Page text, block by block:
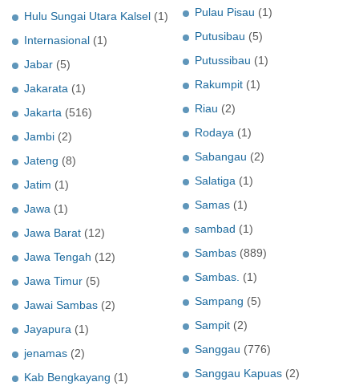
Hulu Sungai Utara Kalsel (1)
Internasional (1)
Jabar (5)
Jakarata (1)
Jakarta (516)
Jambi (2)
Jateng (8)
Jatim (1)
Jawa (1)
Jawa Barat (12)
Jawa Tengah (12)
Jawa Timur (5)
Jawai Sambas (2)
Jayapura (1)
jenamas (2)
Kab Bengkayang (1)
Pulau Pisau (1)
Putusibau (5)
Putussibau (1)
Rakumpit (1)
Riau (2)
Rodaya (1)
Sabangau (2)
Salatiga (1)
Samas (1)
sambad (1)
Sambas (889)
Sambas. (1)
Sampang (5)
Sampit (2)
Sanggau (776)
Sanggau Kapuas (2)